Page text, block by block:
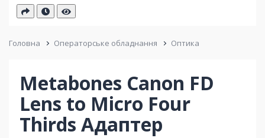
Головна Операторське обладнання Оптика
Metabones Canon FD
Lens to Micro Four
Thirds Адаптер